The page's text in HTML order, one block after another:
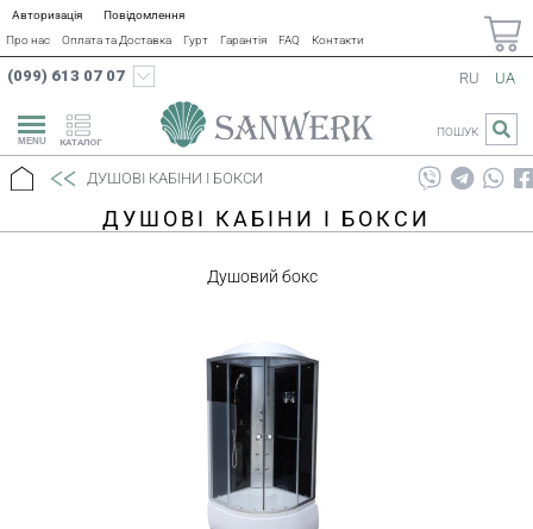
Авторизація
Повідомлення
Про нас
Оплата та Доставка Гурт Гарантія FAQ Контакти
(099) 613 07 07
КАТАЛОГ
RU UA
ПОШУК
ДУШОВІ КАБІНИ І БОКСИ
ДУШОВІ КАБІНИ І БОКСИ
Душовий бокс